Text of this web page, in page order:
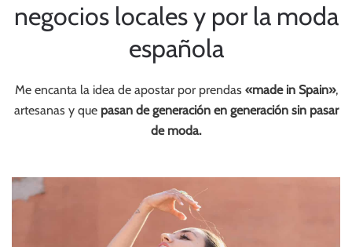
negocios locales y por la moda
española
Me encanta la idea de apostar por prendas «made in Spain»,
artesanas y que pasan de generación en generación sin pasar
de moda.